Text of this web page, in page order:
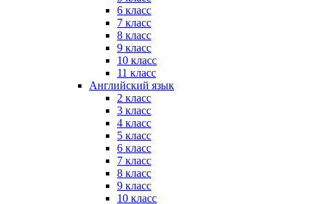
6 класс
7 класс
8 класс
9 класс
10 класс
11 класс
Английский язык
2 класс
3 класс
4 класс
5 класс
6 класс
7 класс
8 класс
9 класс
10 класс